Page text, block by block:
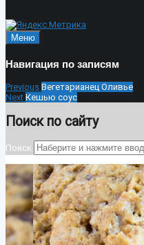
Меню
Навигация по записям
Previous Вегетарианец Оливье
Next Кешью соус
Поиск по сайту
Поиск